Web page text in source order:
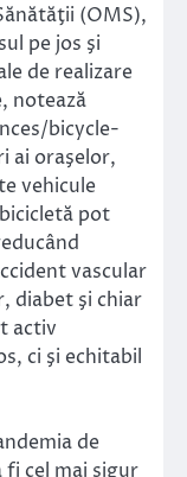
(OMS),
pe jos şi
de realizare
notează
bicycle-
ai oraşelor,
vehicule
pot
vascular
diabet şi chiar
activ
ci şi echitabil
de
fi cel mai sigur